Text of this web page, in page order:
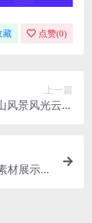
藏 点赞(0)
上一篇
风景风光云层
材展示模